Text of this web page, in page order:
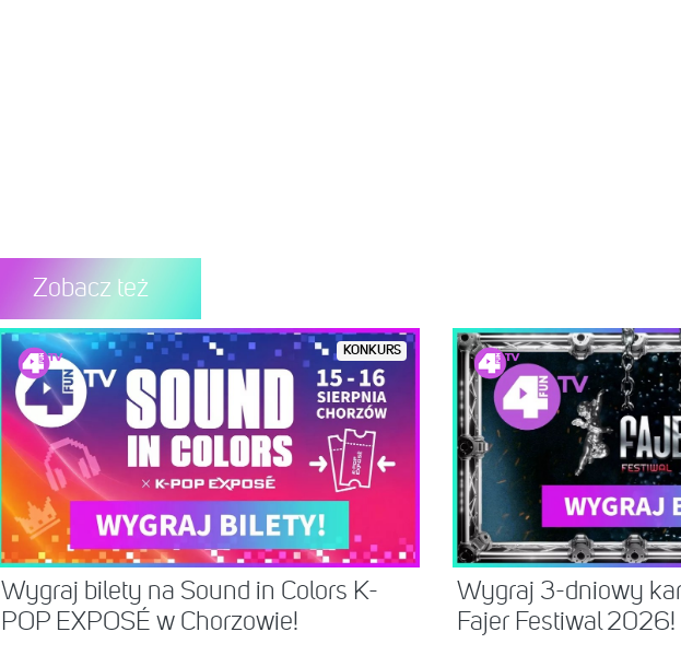
Zobacz też
KONKURS
Wygraj bilety na Sound in Colors K-
POP EXPOSÉ w Chorzowie!
Wygraj 3-dniowy
Fajer Festiwal 2026!